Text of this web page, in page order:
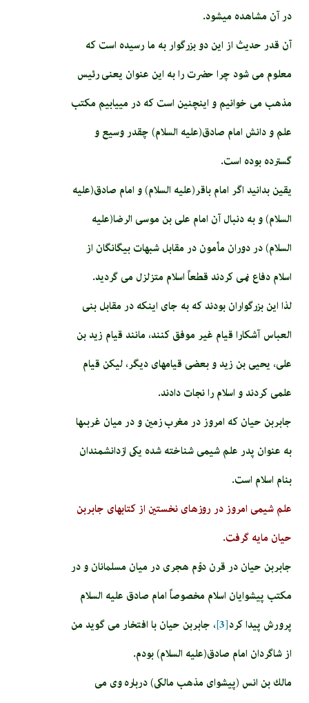
در آن مشاهده می­شود.
آن قدر حدیث از این دو بزرگوار به ما رسیده است که
معلوم می شود چرا حضرت را به این عنوان یعنی رئیس
مذهب می خوانیم و اینچنین است که در می­یابیم مکتب
علم و دانش امام صادق(علیه السلام) چقدر وسیع و
گسترده بوده است.
یقین بدانید اگر امام باقر(علیه السلام) و امام صادق(علیه
السلام) و به دنبال آن امام علی بن موسی الرضا(علیه
السلام) در دوران مأمون در مقابل شبهات بیگانگان از
اسلام دفاع نمی کردند قطعاً اسلام متزلزل می گردید.
لذا این بزرگواران بودند که به جای اینکه در مقابل بنی
العباس آشکارا قیام غیر موفق کنند، مانند قیام زید بن
علی، یحیی بن زید و بعضی قیام­های دیگر، لیکن قیام
علمی کردند و اسلام را نجات دادند.
جابربن حيان كه امروز در مغرب زمين و در ميان غربى‏ها
به عنوان پدر علم شيمى شناخته شده يكى ازدانشمندان
بنام اسلام است.
علم شيمى امروز در روزهاى نخستين از كتاب‏هاى جابربن
حيان مايه گرفت.
جابربن حيان در قرن دوّم هجرى در ميان مسلمانان و در
مكتب پيشوايان اسلام مخصوصاً امام صادق عليه السلام
پرورش پيدا كرد[3]
، جابربن حیان با افتخار می گوید من
از شاگردان امام صادق(علیه السلام) بودم.
مالك بن انس‏ (پيشواى مذهب مالكى) درباره وى مى‏